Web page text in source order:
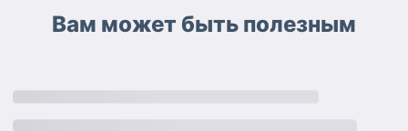
Вам может быть полезным